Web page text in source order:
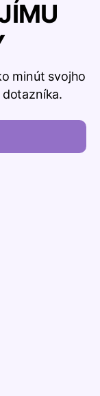
minút svojho
dotazníka.